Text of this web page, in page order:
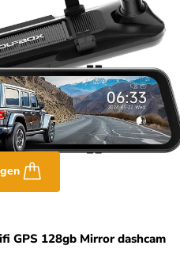
GPS 128gb Mirror dashcam